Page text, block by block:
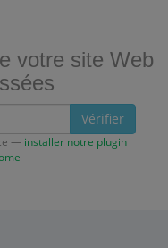
votre site Web
Vérifier
— installer notre plugin